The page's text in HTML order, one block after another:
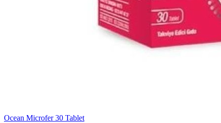
Ocean Microfer 30 Tablet